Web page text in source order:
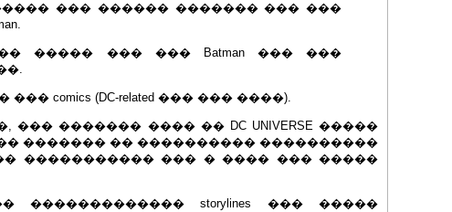
��� ������ ������� ��� ���
����� ��� ��� Batman ��� ���
comics (DC-related ��� ��� ����).
������� ���� �� DC UNIVERSE �����
������� �� ���������� ����������
����������� ��� � ���� ��� �����
storylines ��� �����